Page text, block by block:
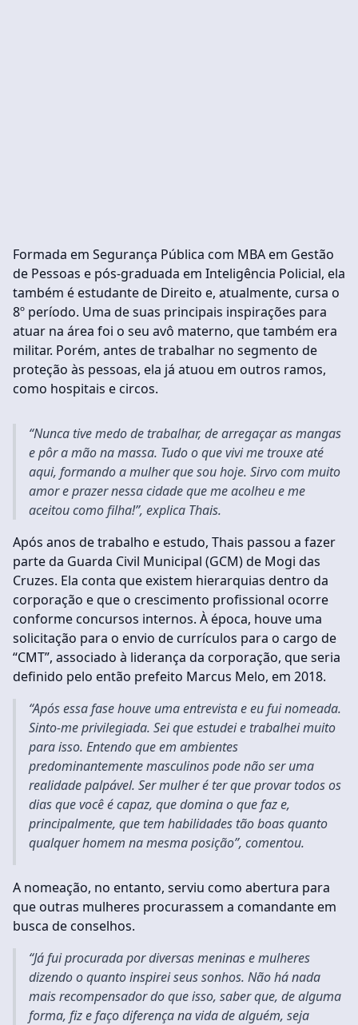
Formada em Segurança Pública com MBA em Gestão
de Pessoas e pós-graduada em Inteligência Policial, ela
também é estudante de Direito e, atualmente, cursa o
8º período. Uma de suas principais inspirações para
atuar na área foi o seu avô materno, que também era
militar. Porém, antes de trabalhar no segmento de
proteção às pessoas, ela já atuou em outros ramos,
como hospitais e circos.
“Nunca tive medo de trabalhar, de arregaçar as mangas
e pôr a mão na massa. Tudo o que vivi me trouxe até
aqui, formando a mulher que sou hoje. Sirvo com muito
amor e prazer nessa cidade que me acolheu e me
aceitou como filha!”, explica Thais.
Após anos de trabalho e estudo, Thais passou a fazer
parte da Guarda Civil Municipal (GCM) de Mogi das
Cruzes. Ela conta que existem hierarquias dentro da
corporação e que o crescimento profissional ocorre
conforme concursos internos. À época, houve uma
solicitação para o envio de currículos para o cargo de
“CMT”, associado à liderança da corporação, que seria
definido pelo então prefeito Marcus Melo, em 2018.
“Após essa fase houve uma entrevista e eu fui nomeada.
Sinto-me privilegiada. Sei que estudei e trabalhei muito
para isso. Entendo que em ambientes
predominantemente masculinos pode não ser uma
realidade palpável. Ser mulher é ter que provar todos os
dias que você é capaz, que domina o que faz e,
principalmente, que tem habilidades tão boas quanto
qualquer homem na mesma posição”, comentou.
A nomeação, no entanto, serviu como abertura para
que outras mulheres procurassem a comandante em
busca de conselhos.
“Já fui procurada por diversas meninas e mulheres
dizendo o quanto inspirei seus sonhos. Não há nada
mais recompensador do que isso, saber que, de alguma
forma, fiz e faço diferença na vida de alguém, seja